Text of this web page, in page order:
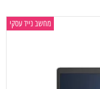
מחשב נייד עסקי